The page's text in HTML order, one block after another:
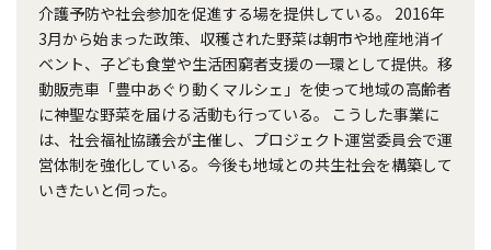
介護予防や社会参加を促進する場を提供している。 2016年
3月から始まった政策、収穫された野菜は朝市や地産地消イ
ベント、子ども食堂や生活困窮者支援の一環として提供。移
動販売車「豊中あぐり動くマルシェ」を使って地域の高齢者
に神聖な野菜を届ける活動も行っている。 こうした事業に
は、社会福祉協議会が主催し、プロジェクト運営委員会で運
営体制を強化している。今後も地域との共生社会を構築して
いきたいと伺った。